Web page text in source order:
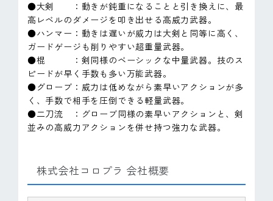
●大剣 ：動きが鈍重になることと引き換えに、最
高レベルのダメージを叩き出せる高威力武器。
●ハンマー：動きは遅いが威力は大剣と同等に高く、
ガードゲージも削りやすい超重量武器。
●棍 ：剣同様のベーシックな中量武器。技のス
ピードが早く手数も多い万能武器。
●グローブ：威力は低めながら素早いアクションが多
く、手数で相手を圧倒できる軽量武器。
●二刀流 ：グローブ同様の素早いアクションと、剣
並みの高威力アクションを併せ持つ強力な武器。
株式会社コロプラ 会社概要